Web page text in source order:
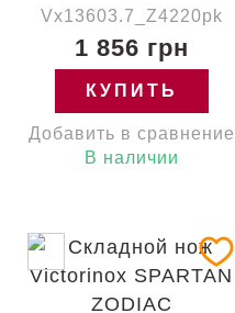
Vx13603.7_Z4220pk
1 856 грн
КУПИТЬ
Добавить в сравнение
В наличии